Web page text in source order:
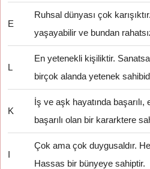
E
Ruhsal dünyası çok
yaşayabilir ve bundan
L
En yetenekli kişiliktir.
birçok alanda yetenek
K
İş ve aşk hayatında başarılı,
başarılı olan bir kararktere
I
Çok ama çok duygusaldır.
Hassas bir bünyeye sahiptir.